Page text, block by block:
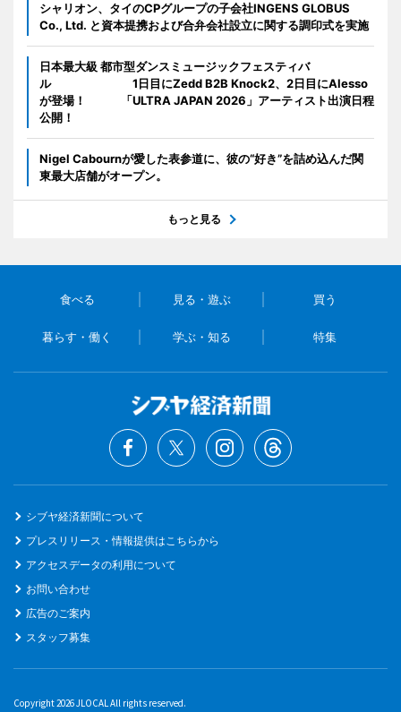
シャリオン、タイのCPグループの子会社INGENS GLOBUS
Co., Ltd. と資本提携および合弁会社設立に関する調印式を実施
日本最大級 都市型ダンスミュージックフェスティバ
ル 1日目にZedd B2B Knock2、2日目にAlesso
が登場！ 「ULTRA JAPAN 2026」アーティスト出演日程
公開！
Nigel Cabournが愛した表参道に、彼の“好き”を詰め込んだ関
東最大店舗がオープン。
もっと見る
食べる 見る・遊ぶ 買う
暮らす・働く 学ぶ・知る 特集
シブヤ経済新聞について
プレスリリース・情報提供はこちらから
アクセスデータの利用について
お問い合わせ
広告のご案内
スタッフ募集
Copyright 2026 JLOCAL All rights reserved.